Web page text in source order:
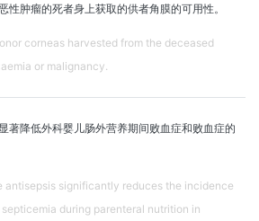
性肿瘤的死者身上获取的供者角膜的可用性。
corneas harvested from the deceased
or malignancy.
著降低外科婴儿肠外营养期间败血症和败血症的
antisepsis significantly reduces the incidence
during parenteral nutrition in